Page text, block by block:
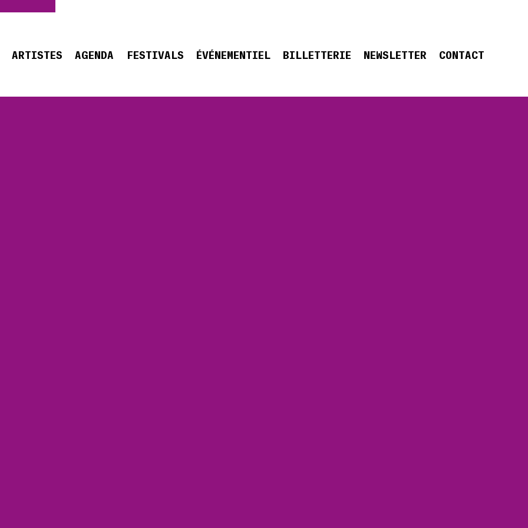
ARTISTES AGENDA FESTIVALS ÉVÉNEMENTIEL BILLETTERIE NEWSLETTER CONTACT